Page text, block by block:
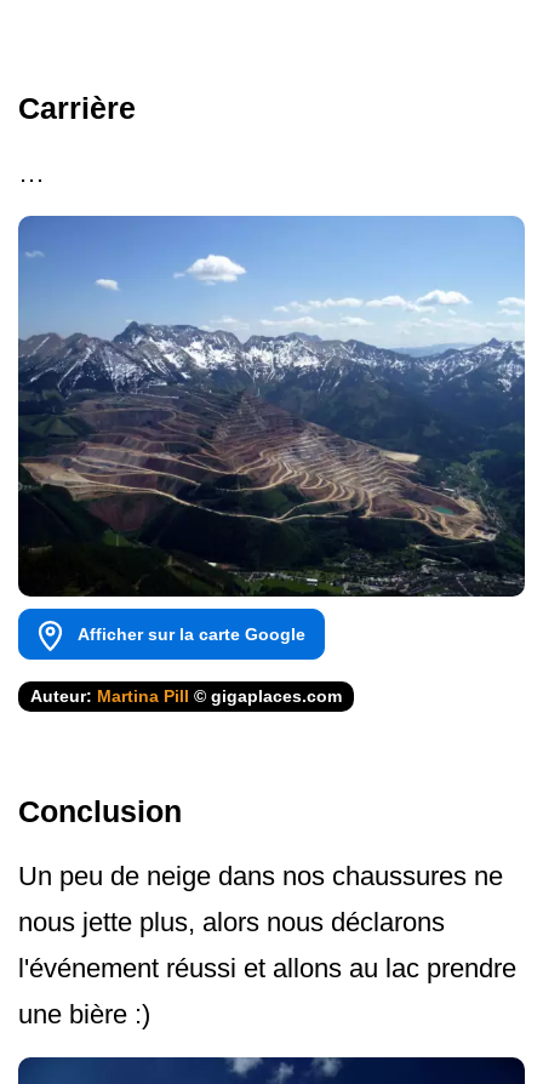
Carrière
…
Afficher sur la carte Google
Auteur: Martina Pill © gigaplaces.com
Conclusion
Un peu de neige dans nos chaussures ne
nous jette plus, alors nous déclarons
l'événement réussi et allons au lac prendre
une bière :)